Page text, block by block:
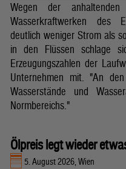
Wegen der
Wasserkraftwerken des
deutlich weniger Strom als
in den Flüssen schlage
Erzeugungszahlen der
Unternehmen mit. "An
Wasserstände und
Normbereichs."
Ölpreis legt wieder
5. August 2026, Wien